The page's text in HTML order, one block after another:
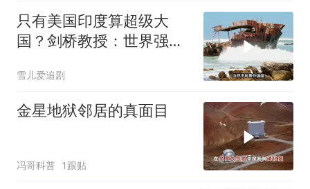
只有美国印度算超级大
国？剑桥教授：世界强国
雪儿爱追剧
金星地狱邻居的真面目
冯哥科普 1跟贴